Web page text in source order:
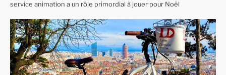
service animation a un rôle primordial à jouer pour Noël